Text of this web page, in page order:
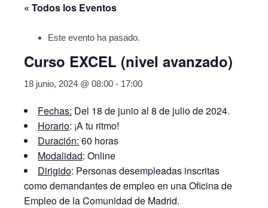
« Todos los Eventos
Este evento ha pasado.
Curso EXCEL (nivel avanzado)
18 junio, 2024 @ 08:00 - 17:00
Fechas: Del 18 de junio al 8 de julio de 2024.
Horario: ¡A tu ritmo!
Duración: 60 horas
Modalidad: Online
Dirigido: Personas desempleadas inscritas
como demandantes de empleo en una Oficina de
Empleo de la Comunidad de Madrid.